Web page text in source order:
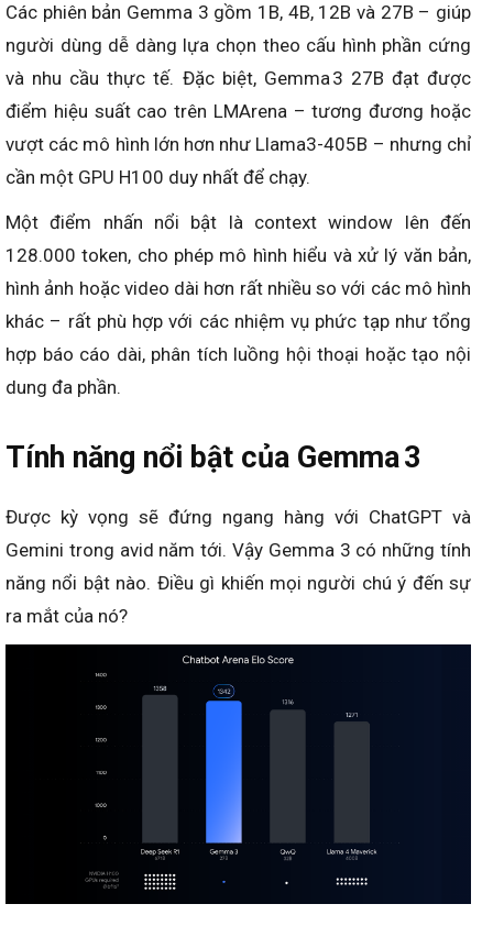
Các phiên bản Gemma 3 gồm 1B, 4B, 12B và 27B – giúp
người dùng dễ dàng lựa chọn theo cấu hình phần cứng
và nhu cầu thực tế. Đặc biệt, Gemma 3 27B đạt được
điểm hiệu suất cao trên LMArena – tương đương hoặc
vượt các mô hình lớn hơn như Llama3-405B – nhưng chỉ
cần một GPU H100 duy nhất để chạy.
Một điểm nhấn nổi bật là context window lên đến
128.000 token, cho phép mô hình hiểu và xử lý văn bản,
hình ảnh hoặc video dài hơn rất nhiều so với các mô hình
khác – rất phù hợp với các nhiệm vụ phức tạp như tổng
hợp báo cáo dài, phân tích luồng hội thoại hoặc tạo nội
dung đa phần.
Tính năng nổi bật của Gemma 3
Được kỳ vọng sẽ đứng ngang hàng với ChatGPT và
Gemini trong avid năm tới. Vậy Gemma 3 có những tính
năng nổi bật nào. Điều gì khiến mọi người chú ý đến sự
ra mắt của nó?